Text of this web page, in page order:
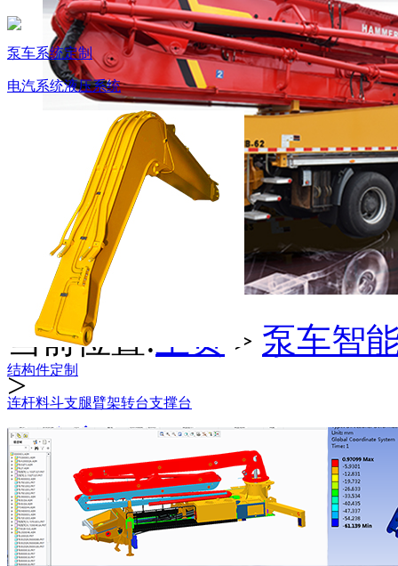
泵车系统定制
电汽系统液压系统
结构件定制
连杆料斗支腿臂架转台支撑台
当前位置: 主页 > 泵车智
>
全部
维修
配件